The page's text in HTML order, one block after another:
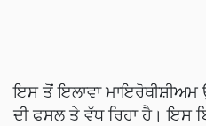
ਇਸ ਤੋਂ ਇਲਾਵਾ ਮਾਇਰੋਥੀਸ਼ੀਅਮ
ਦੀ ਫਸਲ ਤੇ ਵੱਧ ਰਿਹਾ ਹੈ। ਇਸ